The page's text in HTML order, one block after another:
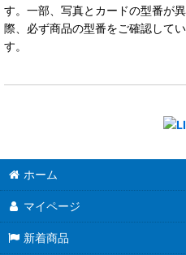
す。一部、写真とカードの型番が
際、必ず商品の型番をご確認して
す。
ホーム
マイページ
新着商品